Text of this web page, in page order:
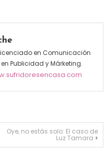
en Comunicación
Publicidad y Márketing.
Oye, no estás solo: El caso de
Luz Tamara